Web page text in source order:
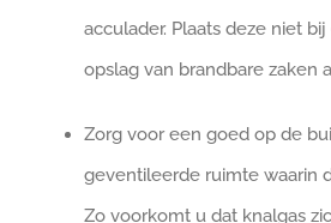
acculader. Plaats deze niet
opslag van brandbare zaken
Zorg voor een goed op de
geventileerde ruimte waarin
Zo voorkomt u dat knalgas